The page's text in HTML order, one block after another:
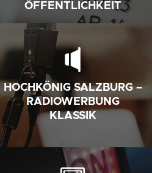
ÖFFENTLICHKEIT
HOCHKÖNIG SALZBURG –
RADIOWERBUNG
KLASSIK